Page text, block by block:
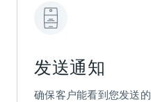
发送通知
确保客户能看到您发送